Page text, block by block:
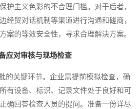
护主义色彩的不合理门槛。对于后者，
经贸对话机制等渠道进行沟通和磋商，
案的等效安全性，寻求合理解決方案。
应对审核与现场检查
关键环节。企业需提前模拟检查，确
有设备、标识、记录文件处于良好和可
确回答检查人员的提问。准备一份详尽